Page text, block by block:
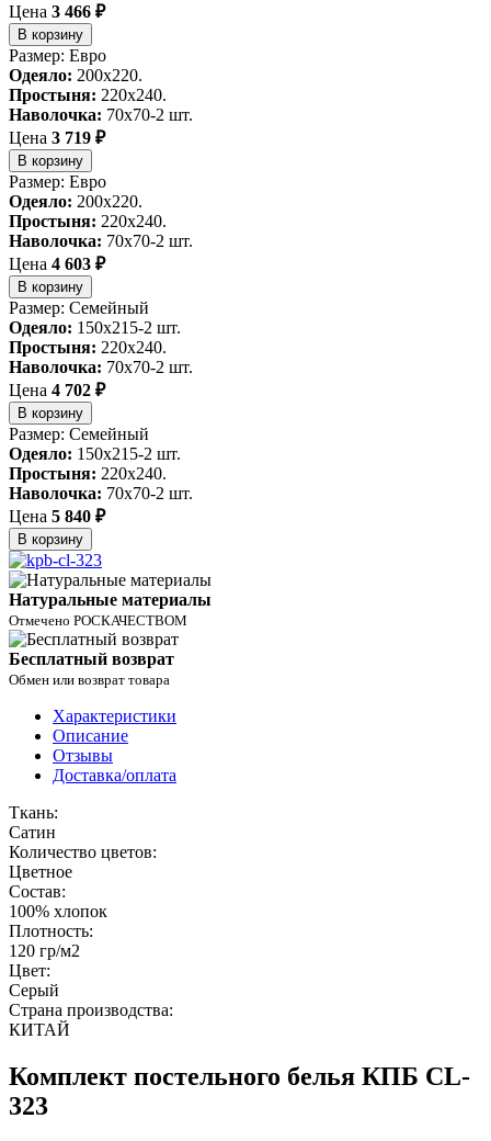
Цена 3 466 ₽
В корзину
Размер: Евро
Одеяло: 200x220.
Простыня: 220x240.
Наволочка: 70x70-2 шт.
Цена 3 719 ₽
В корзину
Размер: Евро
Одеяло: 200x220.
Простыня: 220x240.
Наволочка: 70x70-2 шт.
Цена 4 603 ₽
В корзину
Размер: Семейный
Одеяло: 150x215-2 шт.
Простыня: 220x240.
Наволочка: 70x70-2 шт.
Цена 4 702 ₽
В корзину
Размер: Семейный
Одеяло: 150x215-2 шт.
Простыня: 220x240.
Наволочка: 70x70-2 шт.
Цена 5 840 ₽
В корзину
Натуральные материалы
Отмечено РОСКАЧЕСТВОМ
Бесплатный возврат
Обмен или возврат товара
Характеристики
Описание
Отзывы
Доставка/оплата
Ткань:
Сатин
Количество цветов:
Цветное
Состав:
100% хлопок
Плотность:
120 гр/м2
Цвет:
Серый
Страна производства:
КИТАЙ
Комплект постельного белья КПБ CL-
323